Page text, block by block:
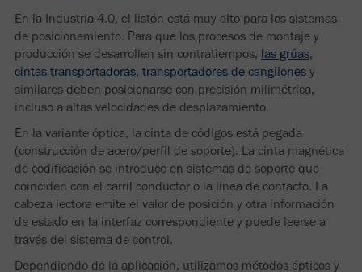
En la Industria 4.0, el listón está muy alto para los sistemas
de posicionamiento. Para que los procesos de montaje y
producción se desarrollen sin contratiempos, las grúas,
cintas transportadoras, transportadores de cangilones y
similares deben posicionarse con precisión milimétrica,
incluso a altas velocidades de desplazamiento.
En la variante óptica, la cinta de códigos está pegada
(construcción de acero/perfil de soporte). La cinta magnética
de codificación se introduce en sistemas de soporte que
coinciden con el carril conductor o la línea de contacto. La
cabeza lectora emite el valor de posición y otra información
de estado en la interfaz correspondiente y puede leerse a
través del sistema de control.
Dependiendo de la aplicación, utilizamos métodos ópticos y